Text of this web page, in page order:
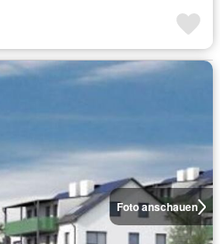
Foto anschauen